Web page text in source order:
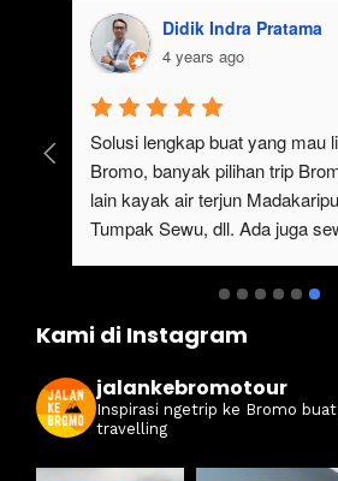
Nadirotus Sholeha
4 years ago
wisata bromo menyediakan sewa jeep
juga sewa Jeep malang. Pilihan tepat
segala aktivitas tour tumpak sewu, tour
dan trip bromo. Bisa mampir juga ke
Kami di Instagram
jalankebromotour
Inspirasi ngetrip ke Bromo
travelling